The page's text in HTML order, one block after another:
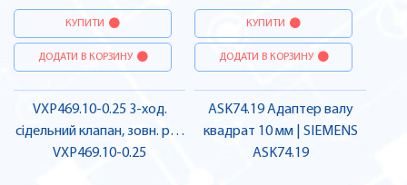
КУПИТИ
ДОДАТИ В КОРЗИНУ
КУПИТИ
ДОДАТИ В КОРЗИНУ
VXP469.10-0.25 3-ход.
сідельний клапан, зовн. різ.,
PN16 | SIEMENS
VXP469.10-0.25
ASK74.19 Адаптер валу
квадрат 10 мм | SIEMENS
ASK74.19